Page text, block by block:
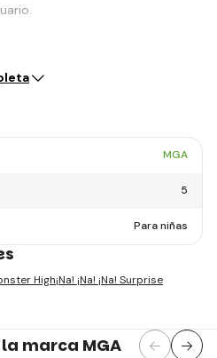
MGA
5
Para niñas
High¡Na! ¡Na! ¡Na! Surprise
marca MGA